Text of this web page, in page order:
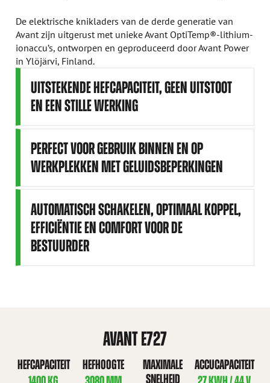
De elektrische knikladers van de derde generatie van
Avant zijn uitgerust met unieke Avant OptiTemp®-lithium-
ionaccu’s, ontworpen en geproduceerd door Avant Power
in Ylöjärvi, Finland.
UITSTEKENDE HEFCAPACITEIT, GEENUITSTOOT
EN EEN STILLE WERKING
PERFECT VOOR GEBRUIK BINNEN EN OP
WERKPLEKKEN MET GELUIDSBEPERKINGEN
AUTOMATISCH SCHAKELEN, OPTIMAAL KOPPEL,
EFFICIËNTIE EN COMFORT VOOR DE
BESTUURDER
AVANT E727
HEFCAPACITEIT
HEFHOOGTE
MAXIMALE
SNELHEID
ACCUCAPACITEIT